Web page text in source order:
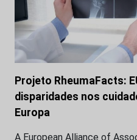
Projeto RheumaFacts:
disparidades nos
Europa
A European Alliance of